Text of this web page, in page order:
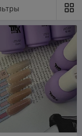
на которых